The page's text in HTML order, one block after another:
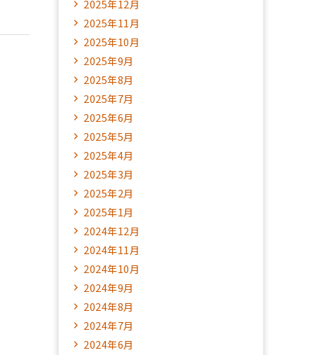
2025年12月
2025年11月
2025年10月
2025年9月
2025年8月
2025年7月
2025年6月
2025年5月
2025年4月
2025年3月
2025年2月
2025年1月
2024年12月
2024年11月
2024年10月
2024年9月
2024年8月
2024年7月
2024年6月